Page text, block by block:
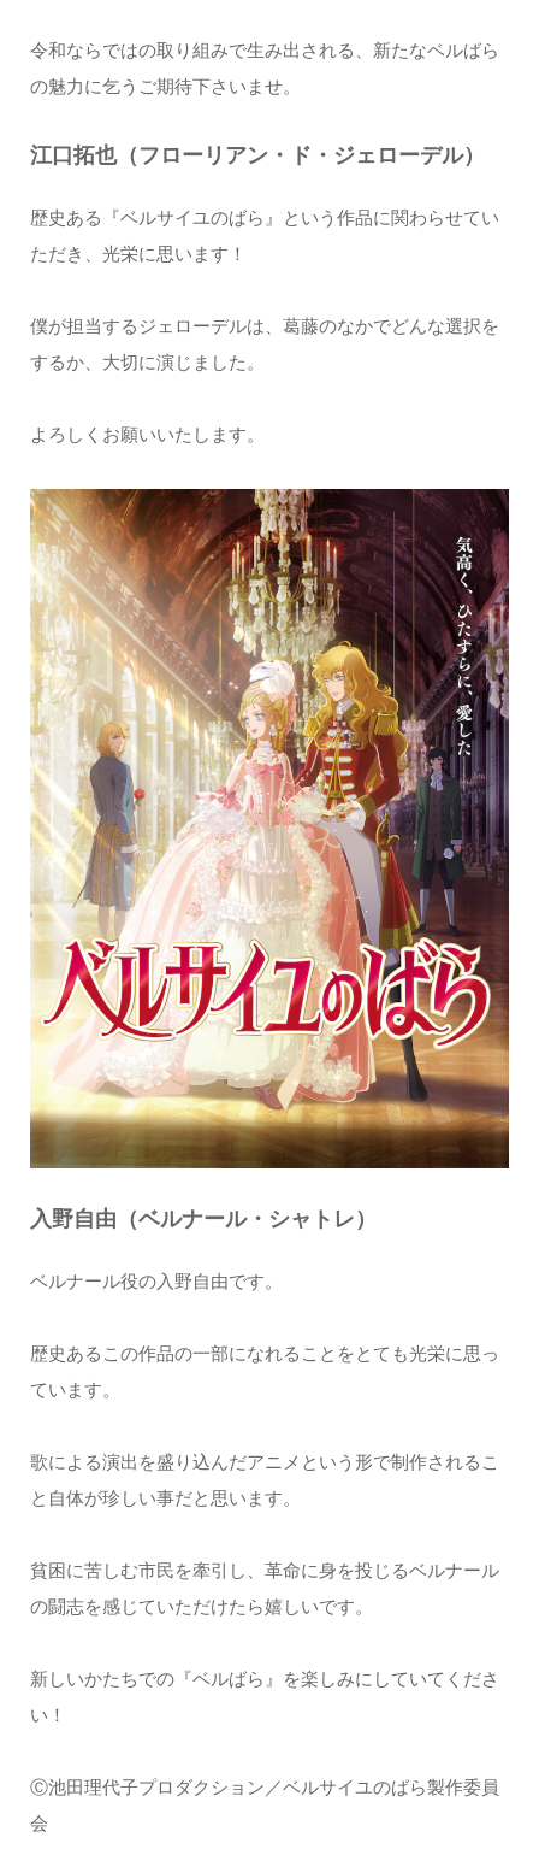
令和ならではの取り組みで生み出される、新たなベルばら
の魅力に乞うご期待下さいませ。
江口拓也（フローリアン・ド・ジェローデル）
歴史ある『ベルサイユのばら』という作品に関わらせてい
ただき、光栄に思います！
僕が担当するジェローデルは、葛藤のなかでどんな選択を
するか、大切に演じました。
よろしくお願いいたします。
入野自由（ベルナール・シャトレ）
ベルナール役の入野自由です。
歴史あるこの作品の一部になれることをとても光栄に思っ
ています。
歌による演出を盛り込んだアニメという形で制作されるこ
と自体が珍しい事だと思います。
貧困に苦しむ市民を牽引し、革命に身を投じるベルナール
の闘志を感じていただけたら嬉しいです。
新しいかたちでの『ベルばら』を楽しみにしていてくださ
い！
Ⓒ池田理代子プロダクション／ベルサイユのばら製作委員
会